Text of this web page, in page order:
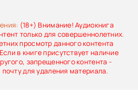
(18+) Внимание! Аудиокнига
только для совершеннолетних.
просмотр данного контента
в книге присутствует наличие
запрещенного контента -
для удаления материала.